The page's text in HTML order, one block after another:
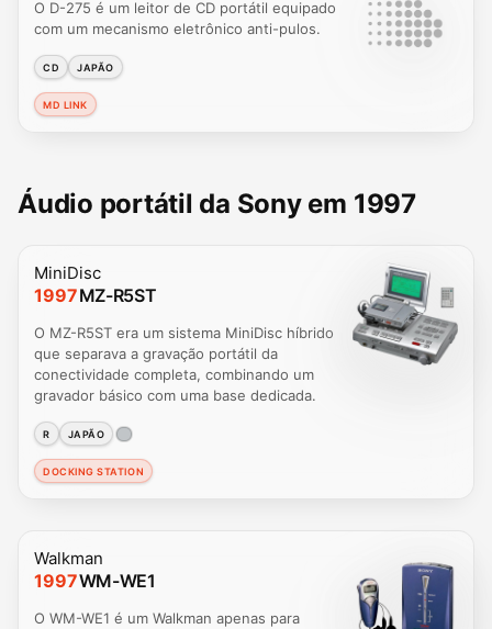
O D-275 é um leitor de CD portátil equipado
com um mecanismo eletrônico anti-pulos.
CD JAPÃO
MD LINK
Áudio portátil da Sony em 1997
MiniDisc
1997MZ-R5ST
O MZ-R5ST era um sistema MiniDisc híbrido
que separava a gravação portátil da
conectividade completa, combinando um
gravador básico com uma base dedicada.
R JAPÃO
DOCKING STATION
Walkman
1997WM-WE1
O WM-WE1 é um Walkman apenas para